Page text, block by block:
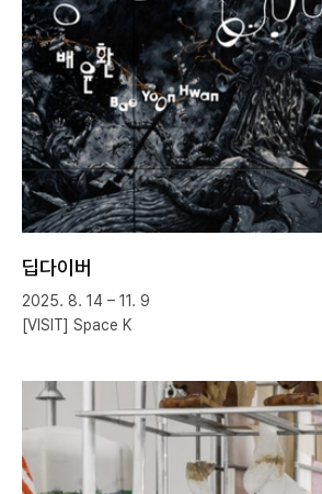
딥다이버
2025. 8. 14 – 11. 9
[VISIT] Space K